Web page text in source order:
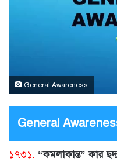
General Awareness
General
১৭৩১. “কমলাকান্ত” কার